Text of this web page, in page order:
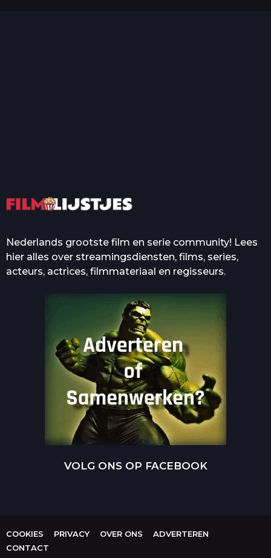
Nederlands grootste film en serie community! Lees
hier alles over streamingsdiensten, films, series,
acteurs, actrices, filmmateriaal en regisseurs.
VOLG ONS OP FACEBOOK
COOKIES PRIVACY OVER ONS
ADVERTEREN
CONTACT